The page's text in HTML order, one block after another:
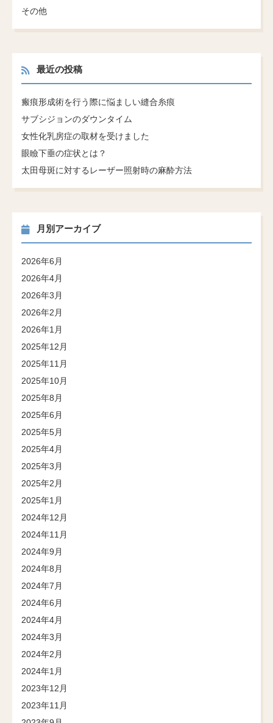
その他
最近の投稿
瘢痕形成術を行う際に悩ましい縫合糸痕
サブシジョンのダウンタイム
女性化乳房症の取材を受けました
眼瞼下垂の症状とは？
太田母斑に対するレーザー照射時の麻酔方法
月別アーカイブ
2026年6月
2026年4月
2026年3月
2026年2月
2026年1月
2025年12月
2025年11月
2025年10月
2025年8月
2025年6月
2025年5月
2025年4月
2025年3月
2025年2月
2025年1月
2024年12月
2024年11月
2024年9月
2024年8月
2024年7月
2024年6月
2024年4月
2024年3月
2024年2月
2024年1月
2023年12月
2023年11月